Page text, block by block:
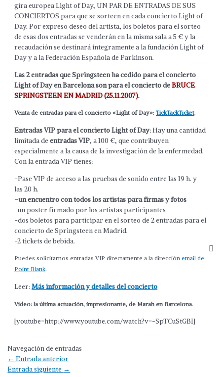
gira europea Light of Day, UN PAR DE ENTRADAS DE SUS
CONCIERTOS para que se sorteen en cada concierto Light of
Day. Por expreso deseo del artista, los boletos para el sorteo
de esas dos entradas se venderán en la misma sala a 5 € y la
recaudación se destinará íntegramente a la fundación Light of
Day y a la Federación Española de Parkinson.
Las 2 entradas que Springsteen ha cedido para el concierto
Light of Day en Barcelona son para el concierto deBRUCE
SPRINGSTEEN EN MADRID (25.11.2007).
Venta de entradas para el concierto «Light of Day»:TickTackTicket.
Entradas VIP para el concierto Light of Day: Hay una cantidad
limitada deentradas VIP, a 100 €, que contribuyen
especialmente a la causa de la investigación de la enfermedad.
Con la entrada VIP tienes:
-Pase VIP de acceso a las pruebas de sonido entre las 19 h. y
las 20 h.
–un encuentro con todos los artistas para firmas y fotos
-un poster firmado por los artistas participantes
-dos boletos para participar en el sorteo de 2 entradas para el
concierto de Springsteen en Madrid.
-2 tickets de bebida.
Puedes solicitarnos entradas VIP directamente a la direcciónemail de
Point Blank.
Leer:Más información y detalles del concierto
Vídeo: la última actuación, impresionante, de Marah en Barcelona.
[youtube=http://www.youtube.com/watch?v=-SpTCuStGBI]
Navegación de entradas
← Entrada anterior
Entrada siguiente →